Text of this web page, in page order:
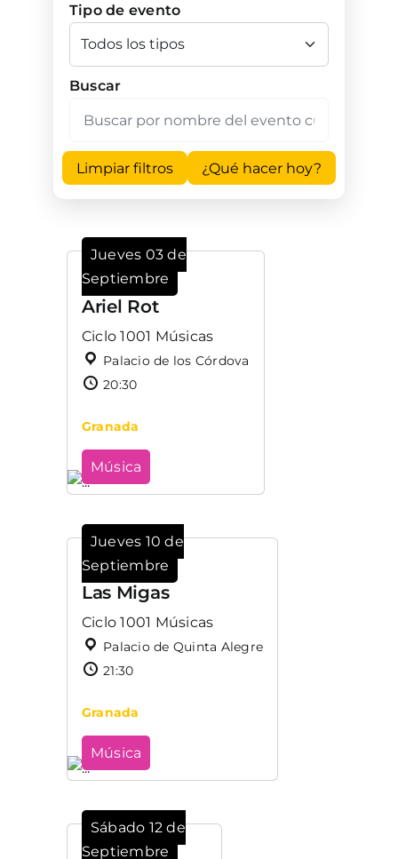
Tipo de evento
Buscar
Limpiar filtros ¿Qué hacer hoy?
Jueves 03 de
Septiembre
Ariel Rot
Ciclo 1001 Músicas
Palacio de los Córdova
20:30
Granada
Música
Jueves 10 de
Septiembre
Las Migas
Ciclo 1001 Músicas
Palacio de Quinta Alegre
21:30
Granada
Música
Sábado 12 de
Septiembre